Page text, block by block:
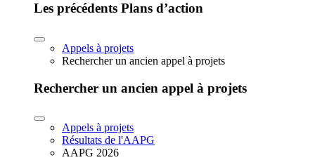
Les précédents Plans d’action
Appels à projets
Rechercher un ancien appel à projets
Rechercher un ancien appel à projets
Appels à projets
Résultats de l'AAPG
AAPG 2026